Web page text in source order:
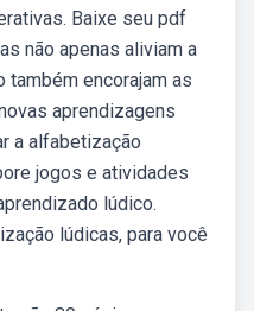
Baixe seu pdf
não apenas aliviam a
também encorajam as
aprendizagens
a alfabetização
jogos e atividades
lúdico.
lúdicas, para você